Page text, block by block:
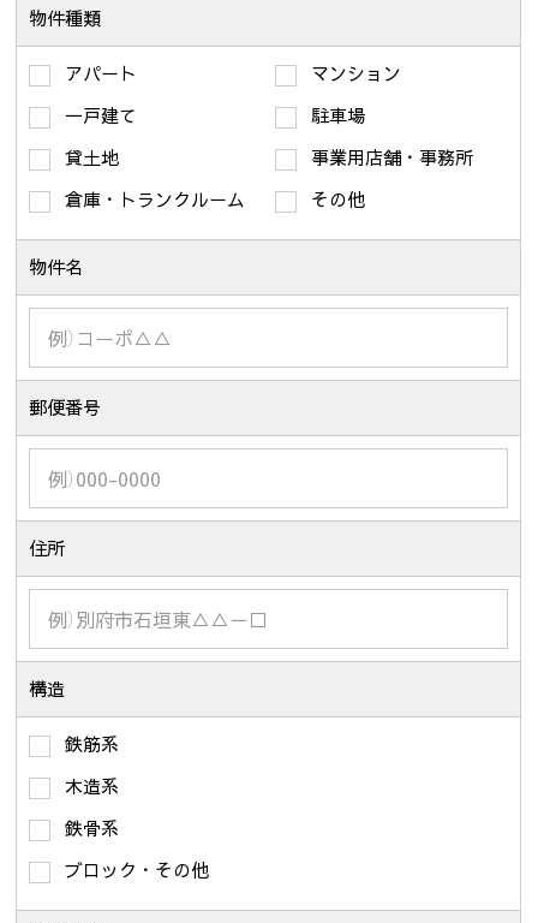
物件種類
アパート
マンション
一戸建て
駐車場
貸土地
事業用店舗・事務所
倉庫・トランクルーム
その他
物件名
郵便番号
住所
構造
鉄筋系
木造系
鉄骨系
ブロック・その他